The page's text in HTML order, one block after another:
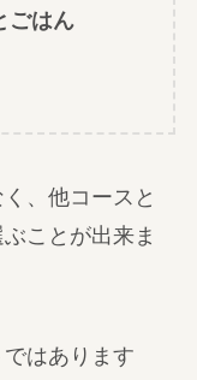
ごはん
、他コースと
ことが出来ま
はあります